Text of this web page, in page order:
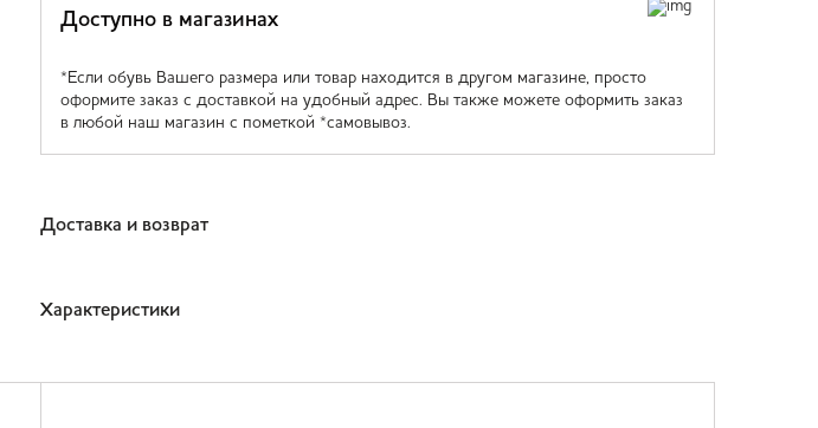
Доступно в магазинах
*Если обувь Вашего размера или товар находится в другом магазине, просто
оформите заказ с доставкой на удобный адрес. Вы также можете оформить заказ
в любой наш магазин с пометкой *самовывоз.
Доставка и возврат
Характеристики